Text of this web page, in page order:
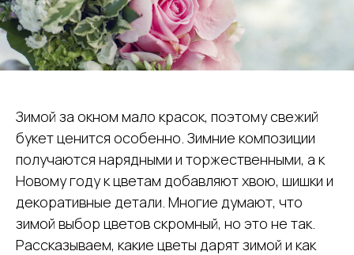
Зимой за окном мало красок, поэтому свежий
букет ценится особенно. Зимние композиции
получаются нарядными и торжественными, а к
Новому году к цветам добавляют хвою, шишки и
декоративные детали. Многие думают, что
зимой выбор цветов скромный, но это не так.
Рассказываем, какие цветы дарят зимой и как